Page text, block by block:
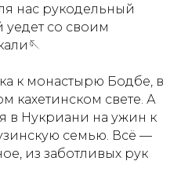
нас рукодельный
уедет со своим
к монастырю Бодбе, в
кахетинском свете. А
в Нукриани на ужин к
семью. Всё —
из заботливых рук